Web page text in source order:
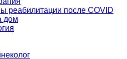
реабилитации после СOVID
дом